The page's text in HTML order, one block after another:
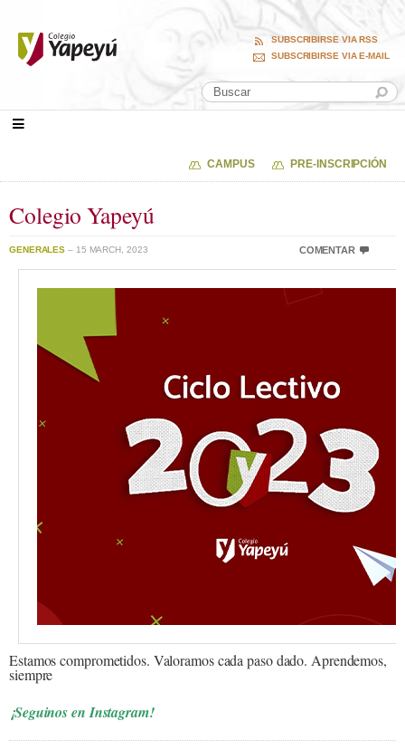
SUBSCRIBIRSE VIA RSS
SUBSCRIBIRSE VIA E-MAIL
CAMPUS PRE-INSCRIPCIÓN
Colegio Yapeyú
GENERALES – 15 MARCH, 2023 COMENTAR
Estamos comprometidos. Valoramos cada paso dado. Aprendemos,
siempre
¡Seguinos en Instagram!